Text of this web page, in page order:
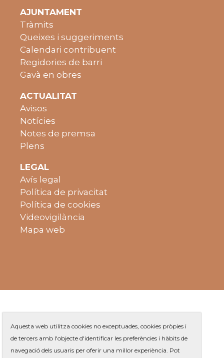
AJUNTAMENT
Tràmits
Queixes i suggeriments
Calendari contribuent
Regidories de barri
Gavà en obres
ACTUALITAT
Avisos
Notícies
Notes de premsa
Plens
LEGAL
Avís legal
Política de privacitat
Política de cookies
Videovigilància
Mapa web
Aquesta web utilitza cookies no exceptuades, cookies pròpies i
de tercers amb l'objecte d'identificar les preferències i hàbits de
navegació dels usuaris per oferir una millor experiència. Pot